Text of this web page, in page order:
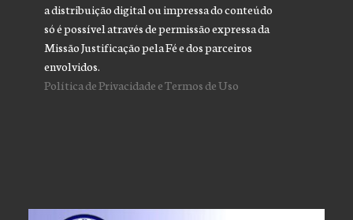
a distribuição digital ou impressa do conteúdo
só é possível através de permissão expressa da
Missão Justificação pela Fé e dos parceiros
envolvidos.
Política de Privacidade e Termos de Uso